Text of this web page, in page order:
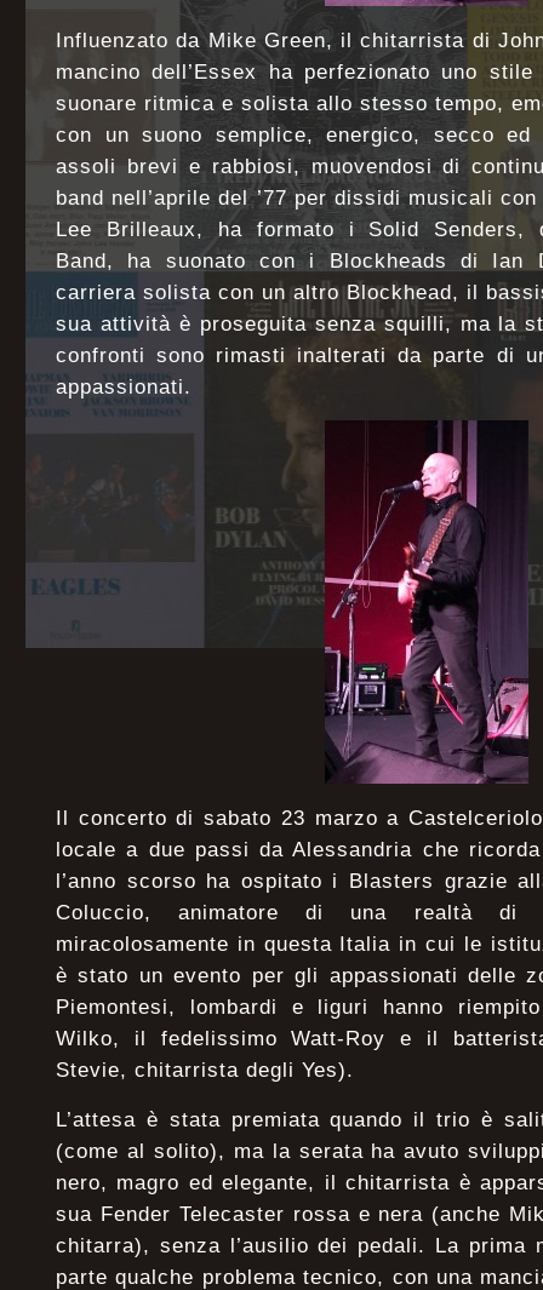
Influenzato da Mike Green, il chitarrista di
mancino dell’Essex ha perfezionato uno
suonare ritmica e solista allo stesso tempo,
con un suono semplice, energico, secco ed
assoli brevi e rabbiosi, muovendosi di
band nell’aprile del ’77 per dissidi musicali
Lee Brilleaux, ha formato i Solid Senders,
Band, ha suonato con i Blockheads di Ian
carriera solista con un altro Blockhead, il
sua attività è proseguita senza squilli, ma la
confronti sono rimasti inalterati da parte di
appassionati.
Il concerto di sabato 23 marzo a
locale a due passi da Alessandria che
l’anno scorso ha ospitato i Blasters grazie
Coluccio, animatore di una realtà di
miracolosamente in questa Italia in cui le
è stato un evento per gli appassionati delle
Piemontesi, lombardi e liguri hanno
Wilko, il fedelissimo Watt-Roy e il
Stevie, chitarrista degli Yes).
L’attesa è stata premiata quando il trio è
(come al solito), ma la serata ha avuto
nero, magro ed elegante, il chitarrista è
sua Fender Telecaster rossa e nera (anche
chitarra), senza l’ausilio dei pedali. La
parte qualche problema tecnico, con una